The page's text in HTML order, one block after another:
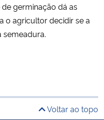
germinação dá as
o agricultor decidir se a
semeadura.
Voltar ao topo